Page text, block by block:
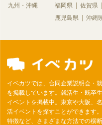
九州・沖縄 福岡県 佐賀県
鹿児島県
沖縄
イベカツでは、合同企業説明会・
を掲載しています。就活生・既卒
イベントを掲載中。東京や大阪、
活イベントを探すことができます
特徴など、さまざまな方法での横